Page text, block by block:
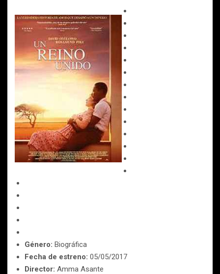
Género: Biográfica
Fecha de estreno: 05/05/2017
Director: Amma Asante